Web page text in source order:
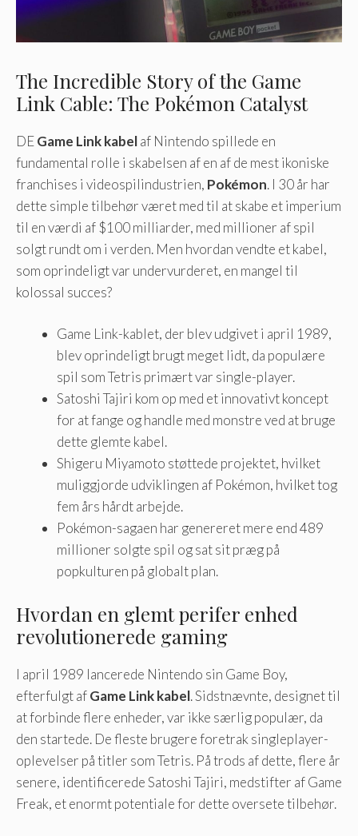
The Incredible Story of the Game
Link Cable: The Pokémon Catalyst
DEGame Link kabelaf Nintendo spillede en
fundamental rolle i skabelsen af ​​en af ​​de mest ikoniske
franchises i videospilindustrien, Pokémon. I 30 år har
dette simple tilbehør været med til at skabe et imperium
til en værdi af $100 milliarder, med millioner af spil
solgt rundt om i verden. Men hvordan vendte et kabel,
som oprindeligt var undervurderet, en mangel til
kolossal succes?
Game Link-kablet, der blev udgivet i april 1989,
blev oprindeligt brugt meget lidt, da populære
spil som Tetris primært var single-player.
Satoshi Tajiri kom op med et innovativt koncept
for at fange og handle med monstre ved at bruge
dette glemte kabel.
Shigeru Miyamoto støttede projektet, hvilket
muliggjorde udviklingen af ​​Pokémon, hvilket tog
fem års hårdt arbejde.
Pokémon-sagaen har genereret mere end 489
millioner solgte spil og sat sit præg på
popkulturen på globalt plan.
Hvordan en glemt perifer enhed
revolutionerede gaming
I april 1989 lancerede Nintendo sin Game Boy,
efterfulgt afGame Link kabel. Sidstnævnte, designet til
at forbinde flere enheder, var ikke særlig populær, da
den startede. De fleste brugere foretrak singleplayer-
oplevelser på titler som Tetris. På trods af dette, flere år
senere, identificerede Satoshi Tajiri, medstifter af Game
Freak, et enormt potentiale for dette oversete tilbehør.